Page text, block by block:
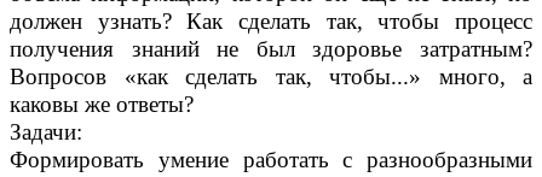
должен узнать? Как сделать так, чтобы процесс
получения знаний не был здоровье затратным?
Вопросов «как сделать так, чтобы...» много, а
каковы же ответы?
Задачи:
Формировать умение работать с разнообразными